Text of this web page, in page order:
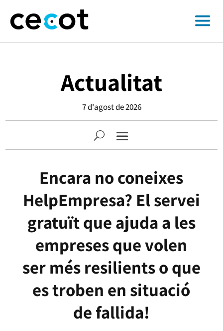
Actualitat
7 d'agost de 2026
Encara no coneixes
HelpEmpresa? El servei
gratuït que ajuda a les
empreses que volen
ser més resilients o que
es troben en situació
de fallida!